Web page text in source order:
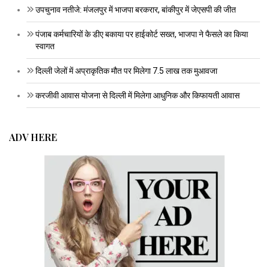
उपचुनाव नतीजे: मंजलपुर में भाजपा बरकरार, बांकीपुर में जेएसपी की जीत
पंजाब कर्मचारियों के डीए बकाया पर हाईकोर्ट सख्त, भाजपा ने फैसले का किया
स्वागत
दिल्ली जेलों में अप्राकृतिक मौत पर मिलेगा 7.5 लाख तक मुआवजा
करजीवी आवास योजना से दिल्ली में मिलेगा आधुनिक और किफायती आवास
ADV HERE